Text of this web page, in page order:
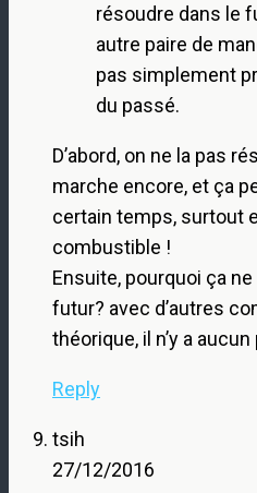
résoudre dans le
autre paire de
pas simplement
du passé.
D’abord, on ne la pas
marche encore, et ça
certain temps, surtout
combustible !
Ensuite, pourquoi ça
futur? avec d’autres
théorique, il n’y a
Reply
tsih
27/12/2016